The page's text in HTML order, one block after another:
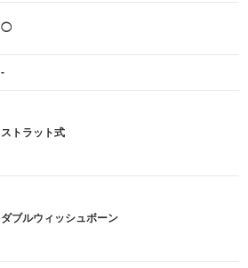
◯
-
ストラット式
ダブルウィッシュボーン